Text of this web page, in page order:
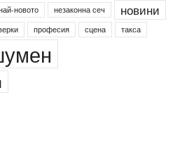
новото незаконна сеч новини
професия сцена такса